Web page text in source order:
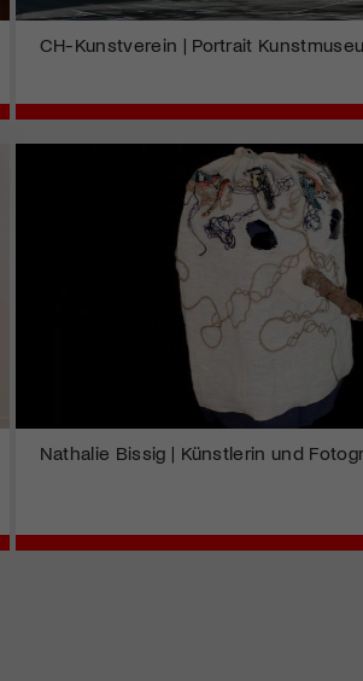
CH-Kunstverein | Portrait
Nathalie Bissig | Künstlerin und